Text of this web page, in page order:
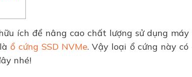
ích để nâng cao chất lượng sử dụng
làổ cứng SSD NVMe. Vậy loại ổ cứng này có
nhé!